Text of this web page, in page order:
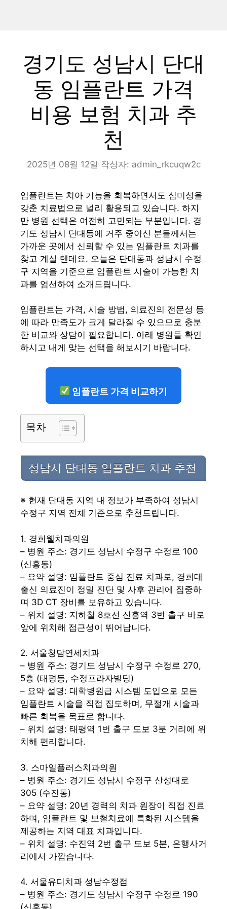
경기도 성남시 단대
동 임플란트 가격
비용 보험 치과 추
천
2025년 08월 12일 작성자: admin_rkcuqw2c
임플란트는 치아 기능을 회복하면서도 심미성을
갖춘 치료법으로 널리 활용되고 있습니다. 하지
만 병원 선택은 여전히 고민되는 부분입니다. 경
기도 성남시 단대동에 거주 중이신 분들께서는
가까운 곳에서 신뢰할 수 있는 임플란트 치과를
찾고 계실 텐데요. 오늘은 단대동과 성남시 수정
구 지역을 기준으로 임플란트 시술이 가능한 치
과를 엄선하여 소개드립니다.
임플란트는 가격, 시술 방법, 의료진의 전문성 등
에 따라 만족도가 크게 달라질 수 있으므로 충분
한 비교와 상담이 필요합니다. 아래 병원들 확인
하시고 내게 맞는 선택을 해보시기 바랍니다.
임플란트 가격 비교하기
목차
성남시 단대동 임플란트 치과 추천
※ 현재 단대동 지역 내 정보가 부족하여 성남시
수정구 지역 전체 기준으로 추천드립니다.
1. 경희웰치과의원
– 병원 주소: 경기도 성남시 수정구 수정로 100
(신흥동)
– 요약 설명: 임플란트 중심 진료 치과로, 경희대
출신 의료진이 정밀 진단 및 사후 관리에 집중하
며 3D CT 장비를 보유하고 있습니다.
– 위치 설명: 지하철 8호선 신흥역 3번 출구 바로
앞에 위치해 접근성이 뛰어납니다.
2. 서울청담연세치과
– 병원 주소: 경기도 성남시 수정구 수정로 270,
5층 (태평동, 수정프라자빌딩)
– 요약 설명: 대학병원급 시스템 도입으로 모든
임플란트 시술을 직접 집도하며, 무절개 시술과
빠른 회복을 목표로 합니다.
– 위치 설명: 태평역 1번 출구 도보 3분 거리에 위
치해 편리합니다.
3. 스마일플러스치과의원
– 병원 주소: 경기도 성남시 수정구 산성대로
305 (수진동)
– 요약 설명: 20년 경력의 치과 원장이 직접 진료
하며, 임플란트 및 보철치료에 특화된 시스템을
제공하는 지역 대표 치과입니다.
– 위치 설명: 수진역 2번 출구 도보 5분, 은행사거
리에서 가깝습니다.
4. 서울유디치과 성남수정점
– 병원 주소: 경기도 성남시 수정구 수정로 190